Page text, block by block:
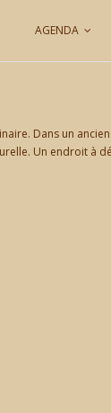
AGENDA
Dans un
Un endroit à